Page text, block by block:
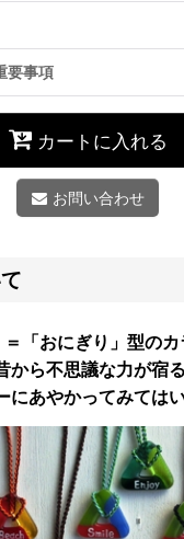
要事項
カートに入れる
お問い合わせ
＝「おにぎり」型の
から不思議な力が宿
にあやかってみては